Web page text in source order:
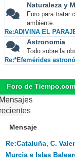
Naturaleza y
Foro para tratar
ambiente.
Re:ADIVINA EL
Astronomía
Todo sobre la
Re:*Efemérides
Foro de
Mensaje
Re:Cataluña, C.
Murcia e Islas